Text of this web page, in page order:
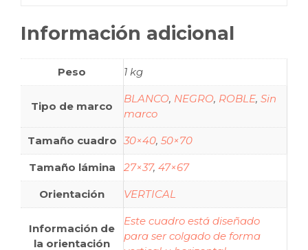
Información adicional
Peso 1 kg
Tipo de marco
BLANCO, NEGRO, ROBLE, Sin
marco
Tamaño cuadro 30×40, 50×70
Tamaño lámina 27×37, 47×67
Orientación VERTICAL
Información de
la orientación
Este cuadro está diseñado
para ser colgado de forma